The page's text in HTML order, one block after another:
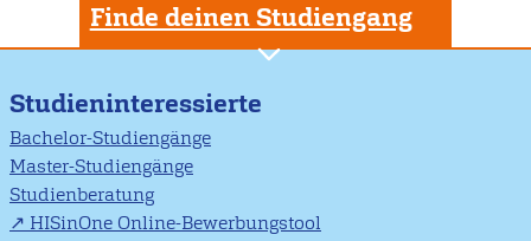
Finde deinen Studiengang
Studieninteressierte
Bachelor-Studiengänge
Master-Studiengänge
Studienberatung
HISinOne Online-Bewerbungstool